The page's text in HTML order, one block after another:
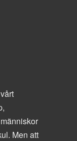
Men att